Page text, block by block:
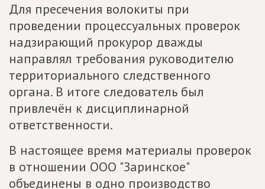
Для пресечения волокиты при
проведении процессуальных проверок
надзирающий прокурор дважды
направлял требования руководителю
территориального следственного
органа. В итоге следователь был
привлечён к дисциплинарной
ответственности.
В настоящее время материалы проверок
в отношении ООО "Заринское"
объединены в одно производство